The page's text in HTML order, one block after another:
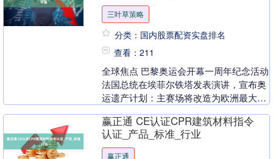
三叶草策略
分类：国内股票配资实盘排名
查看：211
全球焦点 巴黎奥运会开幕一周年纪念活动
法国总统在埃菲尔铁塔发表演讲，宣布奥
运遗产计划：主赛场将改造为欧洲最大城
市公园，人工智能裁判系统将应用于2028
洛杉矶奥....
赢正通 CE认证CPR建筑材料指令
认证_产品_标准_行业
赢正通